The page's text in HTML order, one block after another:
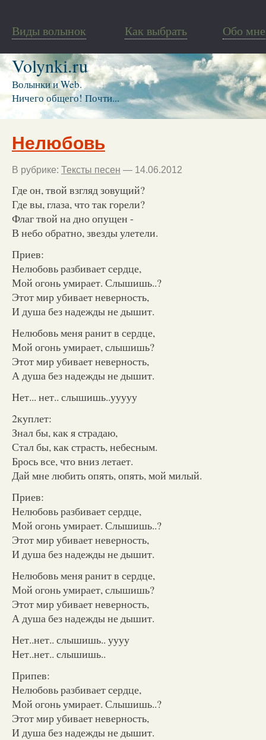
Виды волынок Как выбрать Обо мне
Volynki.ru
Волынки и Web.
Ничего общего! Почти...
Нелюбовь
В рубрике: Тексты песен — 14.06.2012
Где он, твой взгляд зовущий?
Где вы, глаза, что так горели?
Флаг твой на дно опущен -
В небо обратно, звезды улетели.
Приев:
Нелюбовь разбивает сердце,
Мой огонь умирает. Слышишь..?
Этот мир убивает неверность,
И душа без надежды не дышит.
Нелюбовь меня ранит в сердце,
Мой огонь умирает, слышишь?
Этот мир убивает неверность,
А душа без надежды не дышит.
Нет... нет.. слышишь..ууууу
2куплет:
Знал бы, как я страдаю,
Стал бы, как страсть, небесным.
Брось все, что вниз летает.
Дай мне любить опять, опять, мой милый.
Приев:
Нелюбовь разбивает сердце,
Мой огонь умирает. Слышишь..?
Этот мир убивает неверность,
И душа без надежды не дышит.
Нелюбовь меня ранит в сердце,
Мой огонь умирает, слышишь?
Этот мир убивает неверность,
А душа без надежды не дышит.
Нет..нет.. слышишь.. уууу
Нет..нет.. слышишь..
Припев:
Нелюбовь разбивает сердце,
Мой огонь умирает. Слышишь..?
Этот мир убивает неверность,
И душа без надежды не дышит.